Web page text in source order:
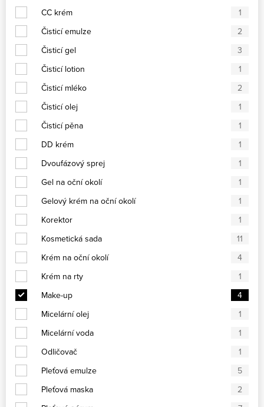
CC krém
1
Čisticí emulze
2
Čisticí gel
3
Čisticí lotion
1
Čisticí mléko
2
Čisticí olej
1
Čisticí pěna
1
DD krém
1
Dvoufázový sprej
1
Gel na oční okolí
1
Gelový krém na oční okolí
1
Korektor
1
Kosmetická sada
11
Krém na oční okolí
4
Krém na rty
1
Make-up
4
Micelární olej
1
Micelární voda
1
Odličovač
1
Pleťová emulze
5
Pleťová maska
2